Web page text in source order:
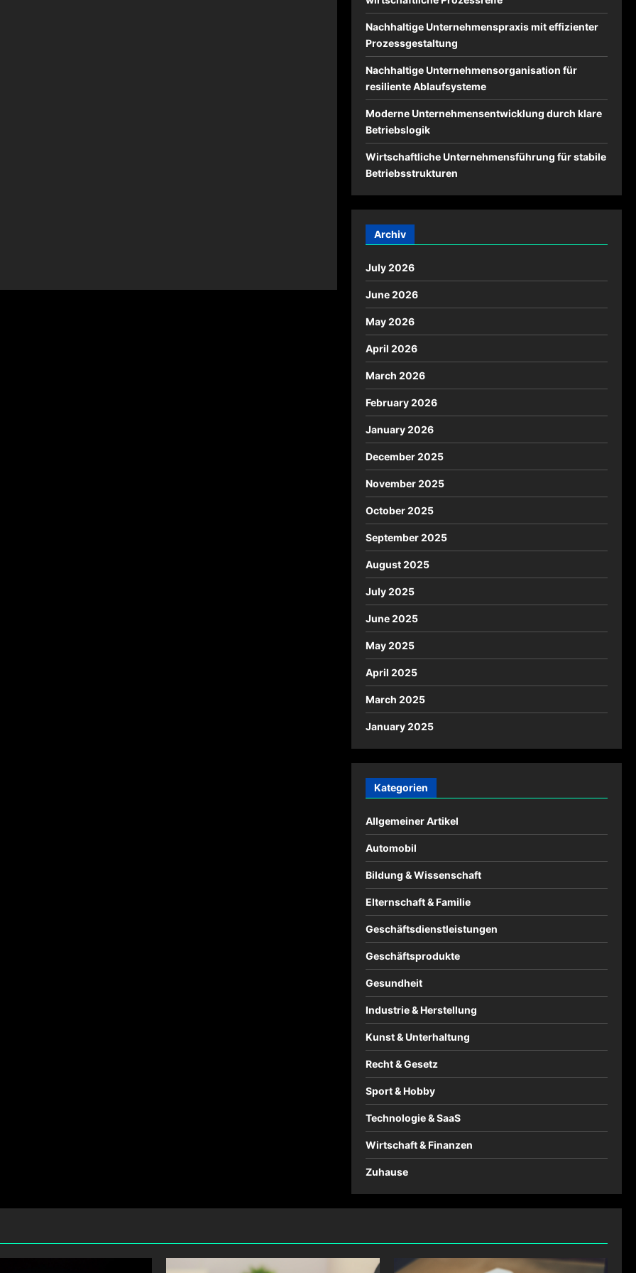
Nachhaltige Unternehmenspraxis mit effizienter
Prozessgestaltung
Nachhaltige Unternehmensorganisation für
resiliente Ablaufsysteme
Moderne Unternehmensentwicklung durch klare
Betriebslogik
Wirtschaftliche Unternehmensführung für stabile
Betriebsstrukturen
Archiv
July 2026
June 2026
May 2026
April 2026
March 2026
February 2026
January 2026
December 2025
November 2025
October 2025
September 2025
August 2025
July 2025
June 2025
May 2025
April 2025
March 2025
January 2025
Kategorien
Allgemeiner Artikel
Automobil
Bildung & Wissenschaft
Elternschaft & Familie
Geschäftsdienstleistungen
Geschäftsprodukte
Gesundheit
Industrie & Herstellung
Kunst & Unterhaltung
Recht & Gesetz
Sport & Hobby
Technologie & SaaS
Wirtschaft & Finanzen
Zuhause